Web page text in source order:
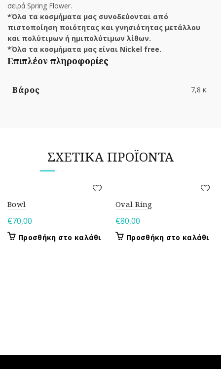
σειρά Spring Flower.
*Όλα τα κοσμήματα μας συνοδεύονται από
πιστοποίηση ποιότητας και γνησιότητας μετάλλου
και πολύτιμων ή ημιπολύτιμων λίθων.
*Όλα τα κοσμήματα μας είναι Nickel free.
Επιπλέον πληροφορίες
Βάρος 7,8 κ.
ΣΧΕΤΙΚΆ ΠΡΟΪΌΝΤΑ
Bowl
€70,00
Προσθήκη στο καλάθι
Oval Ring
€80,00
Προσθήκη στο καλάθι